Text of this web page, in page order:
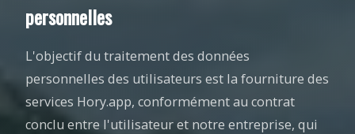
personnelles
L'objectif du traitement des données
personnelles des utilisateurs est la fourniture des
services Hory.app, conformément au contrat
conclu entre l'utilisateur et notre entreprise, qui